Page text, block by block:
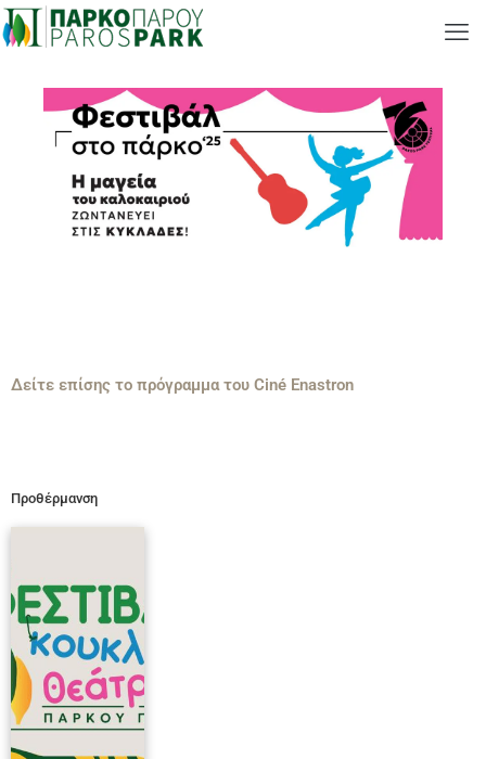
Δείτε επίσης το πρόγραμμα του Ciné Enastron
Προθέρμανση